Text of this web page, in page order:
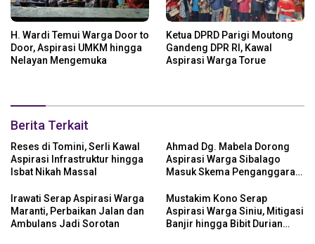
H. Wardi Temui Warga Door to
Door, Aspirasi UMKM hingga
Nelayan Mengemuka
Ketua DPRD Parigi Moutong
Gandeng DPR RI, Kawal
Aspirasi Warga Torue
Berita Terkait
Reses di Tomini, Serli Kawal
Aspirasi Infrastruktur hingga
Isbat Nikah Massal
Ahmad Dg. Mabela Dorong
Aspirasi Warga Sibalago
Masuk Skema Penganggaran
Irawati Serap Aspirasi Warga
Maranti, Perbaikan Jalan dan
Ambulans Jadi Sorotan
Mustakim Kono Serap
Aspirasi Warga Siniu, Mitigasi
Banjir hingga Bibit Durian